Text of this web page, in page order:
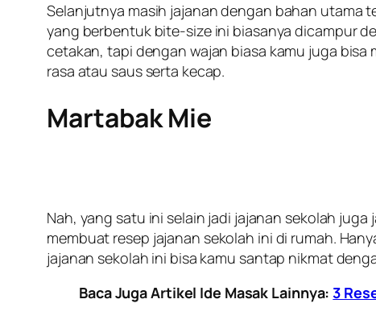
Selanjutnya masih jajanan dengan bahan utama
yang berbentuk bite-sizeini biasanya dicampur
cetakan, tapi dengan wajan biasa kamu juga
rasa atau saus serta kecap.
Martabak Mie
Nah, yang satu ini selain jadi jajanan sekolah
membuat resep jajanan sekolah ini di rumah.
jajanan sekolah ini bisa kamu santap nikmat
Baca Juga Artikel Ide Masak Lainnya:3